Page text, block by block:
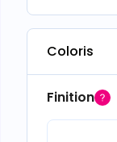
Coloris
Finition